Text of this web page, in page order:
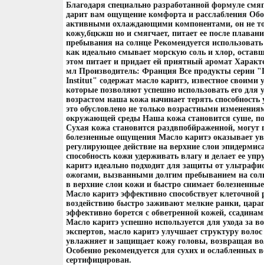
Благодаря специально разработанной формуле
дарит вам ощущение комфорта и расслабления
активными охлаждающими компонентами, он не
кожу,бцкжш но и смягчает, питает ее после
пребывания на солнце Рекомендуется
как идеально смывает морскую соль и хлор,
этом питает и придает ей приятный аромат
мл Производитель: Франция Все продукты серии
Institut" содержат масло каритэ, известное
которые позволяют успешно использовать его для
возрастом наша кожа начинает терять
это обусловлено не только возрастными
окружающей среды Наша кожа становится суше,
Сухая кожа становится раздвпобйраженной, могут
болезненные ощущения Масло каритэ оказывает
регулирующее действие на верхние слои
способность кожи удерживать влагу и делает ее
каритэ идеально подходит для защиты от
ожогами, вызванными долгим пребыванием на
в верхние слои кожи и быстро снимает
Масло каритэ эффективно способствует клеточной
воздействию быстро заживают мелкие ранки,
эффективно борется с обветренной кожей,
Масло каритэ успешно используется для ухода за
экспертов, масло каритэ улучшает структуру
увлажняет и защищает кожу головы, возвращая
Особенно рекомендуется для сухих и ослабленных
сертифицирован.